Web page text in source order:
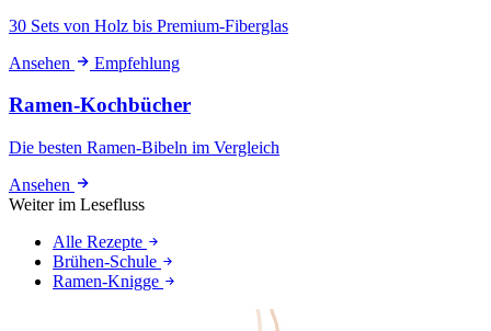
30 Sets von Holz bis Premium-Fiberglas
Ansehen
Empfehlung
Ramen-Kochbücher
Die besten Ramen-Bibeln im Vergleich
Ansehen
Weiter im Lesefluss
Alle Rezepte
Brühen-Schule
Ramen-Knigge